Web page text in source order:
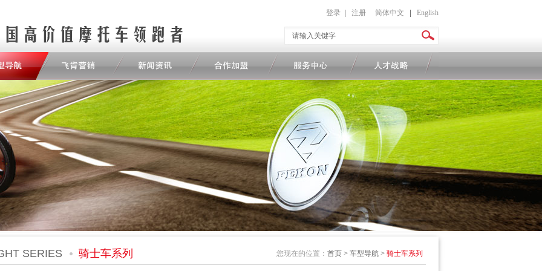
登录 注册 简体中文 English
SERIES 骑士车系列 您现在的位置： 首页 > 车型导航 > 骑士车系列